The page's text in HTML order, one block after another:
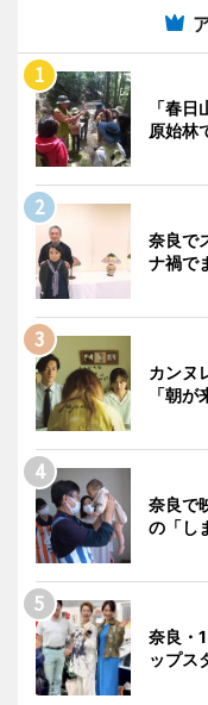
「春
原始林
奈良で
ナ禍で
カンヌ
「朝
奈良で
の「し
奈良・
ップス